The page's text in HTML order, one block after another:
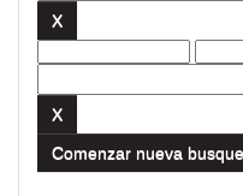
Comenzar nueva